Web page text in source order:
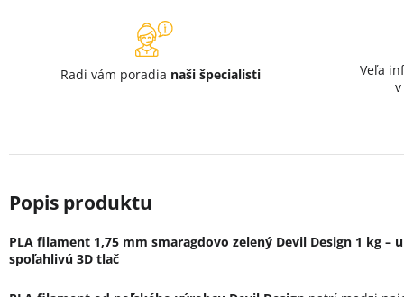
Radi vám poradia naši špecialisti
Veľa
v
PLA filament 1,75 mm smaragdovo zelený Devil Design 1 kg –
spoľahlivú 3D tlač